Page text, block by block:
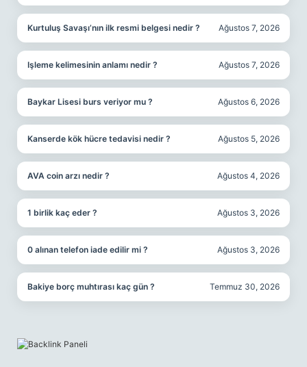
Kurtuluş Savaşı’nın ilk resmi belgesi nedir ? Ağustos 7, 2026
Işleme kelimesinin anlamı nedir ? Ağustos 7, 2026
Baykar Lisesi burs veriyor mu ? Ağustos 6, 2026
Kanserde kök hücre tedavisi nedir ? Ağustos 5, 2026
AVA coin arzı nedir ? Ağustos 4, 2026
1 birlik kaç eder ? Ağustos 3, 2026
0 alınan telefon iade edilir mi ? Ağustos 3, 2026
Bakiye borç muhtırası kaç gün ? Temmuz 30, 2026